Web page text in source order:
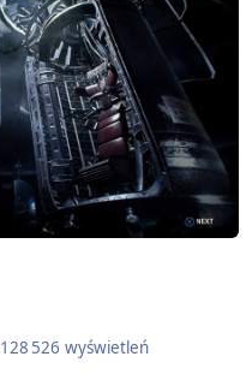
128 526 wyświetleń